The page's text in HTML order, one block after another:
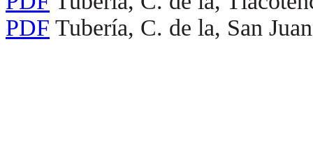
PDF Tubería, C. de la, San